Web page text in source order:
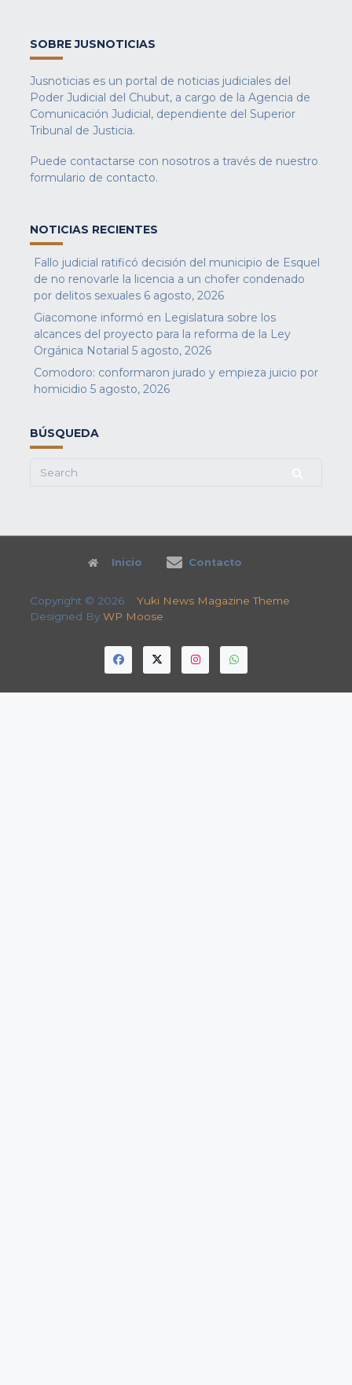
SOBRE JUSNOTICIAS
Jusnoticias es un portal de noticias judiciales del
Poder Judicial del Chubut, a cargo de la Agencia de
Comunicación Judicial, dependiente del Superior
Tribunal de Justicia.
Puede contactarse con nosotros a través de nuestro
formulario de contacto.
NOTICIAS RECIENTES
Fallo judicial ratificó decisión del municipio de Esquel
de no renovarle la licencia a un chofer condenado
por delitos sexuales 6 agosto, 2026
Giacomone informó en Legislatura sobre los
alcances del proyecto para la reforma de la Ley
Orgánica Notarial 5 agosto, 2026
Comodoro: conformaron jurado y empieza juicio por
homicidio 5 agosto, 2026
BÚSQUEDA
Search
Inicio Contacto
Copyright © 2026 Yuki News Magazine Theme
Designed By WP Moose